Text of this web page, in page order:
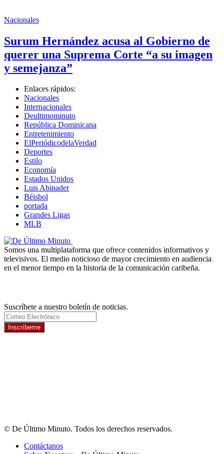
Nacionales
Surum Hernández acusa al Gobierno de
querer una Suprema Corte “a su imagen
y semejanza”
Enlaces rápidos:
Nacionales
Internacionales
Deultimominuto
República Dominicana
Entretenimiento
ElPeriódicodelaVerdad
Deportes
Estilo
Economía
Estados Unidos
Luis Abinader
Béisbol
portada
Grandes Ligas
MLB
Somos una multiplataforma que ofrece contenidos informativos y
televisivos. El medio noticioso de mayor crecimiento en audiencia
en el menor tiempo en la historia de la comunicación caribeña.
Suscríbete a nuestro boletín de noticias.
Inscríbeme
© De Último Minuto. Todos los derechos reservados.
Contáctanos